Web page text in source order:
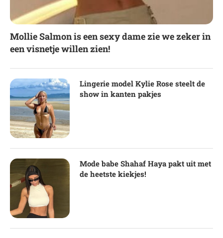
Mollie Salmon is een sexy dame zie we zeker in
een visnetje willen zien!
Lingerie model Kylie Rose steelt de
show in kanten pakjes
Mode babe Shahaf Haya pakt uit met
de heetste kiekjes!